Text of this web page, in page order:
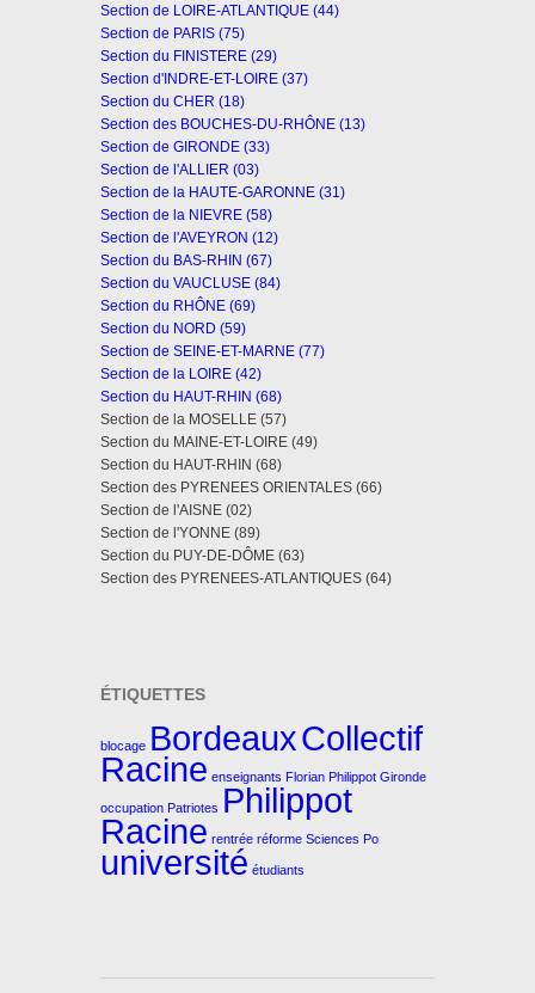
Section de LOIRE-ATLANTIQUE (44)
Section de PARIS (75)
Section du FINISTERE (29)
Section d'INDRE-ET-LOIRE (37)
Section du CHER (18)
Section des BOUCHES-DU-RHÔNE (13)
Section de GIRONDE (33)
Section de l'ALLIER (03)
Section de la HAUTE-GARONNE (31)
Section de la NIEVRE (58)
Section de l'AVEYRON (12)
Section du BAS-RHIN (67)
Section du VAUCLUSE (84)
Section du RHÔNE (69)
Section du NORD (59)
Section de SEINE-ET-MARNE (77)
Section de la LOIRE (42)
Section du HAUT-RHIN (68)
Section de la MOSELLE (57)
Section du MAINE-ET-LOIRE (49)
Section du HAUT-RHIN (68)
Section des PYRENEES ORIENTALES (66)
Section de l'AISNE (02)
Section de l'YONNE (89)
Section du PUY-DE-DÔME (63)
Section des PYRENEES-ATLANTIQUES (64)
ÉTIQUETTES
blocage BordeauxCollectif
Racine enseignants Florian Philippot Gironde
occupation Patriotes Philippot
Racine rentrée réforme Sciences Po
université étudiants